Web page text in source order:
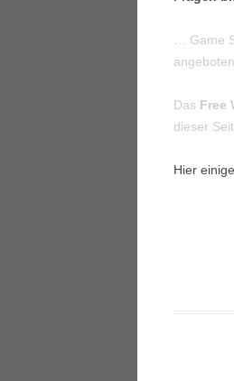
… Game
Das Free
dieser
Hier